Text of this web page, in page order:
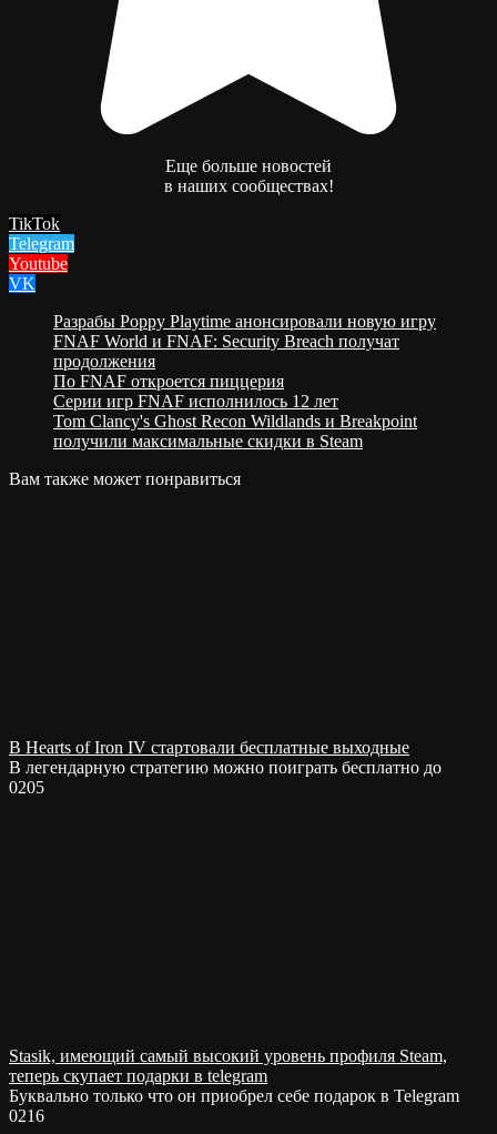
Еще больше новостей
в наших сообществах!
TikTok
Telegram
Youtube
VK
Разрабы Poppy Playtime анонсировали новую игру
FNAF World и FNAF: Security Breach получат
продолжения
По FNAF откроется пиццерия
Серии игр FNAF исполнилось 12 лет
Tom Clancy's Ghost Recon Wildlands и Breakpoint
получили максимальные скидки в Steam
Вам также может понравиться
В Hearts of Iron IV стартовали бесплатные выходные
В легендарную стратегию можно поиграть бесплатно до
0205
Stasik, имеющий самый высокий уровень профиля Steam,
теперь скупает подарки в telegram
Буквально только что он приобрел себе подарок в Telegram
0216